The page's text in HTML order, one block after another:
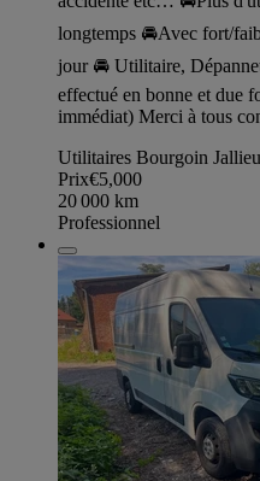
longtemps 🚘Avec fort/
jour 🚘 Utilitaire,
effectué en bonne et due
immédiat) Merci à tous
Utilitaires Bourgoin
Prix€5,000
20 000 km
Professionnel